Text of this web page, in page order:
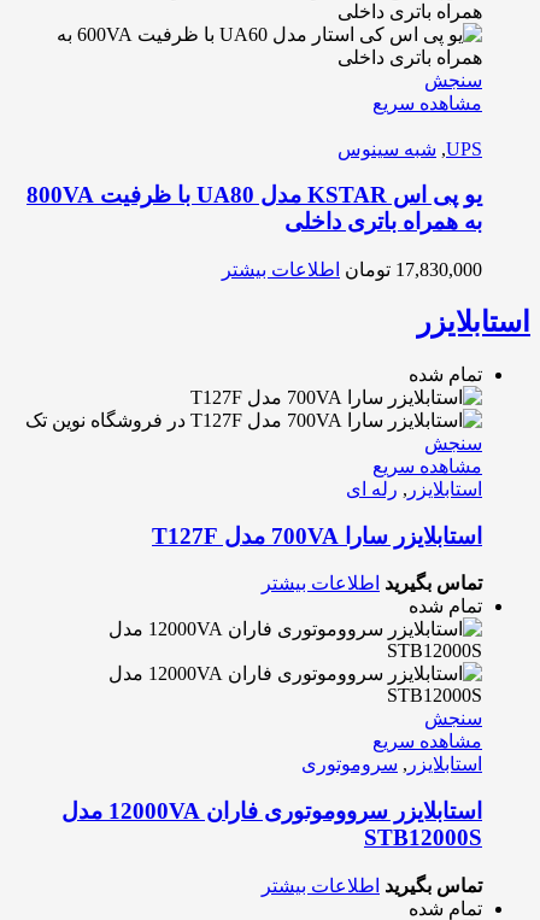
سنجش
مشاهده سریع
UPS
, شبه سینوس
یو پی اس KSTAR مدل UA80 با ظرفیت 800VA
به همراه باتری داخلی
17,830,000 تومان اطلاعات بیشتر
استابلایزر
تمام شده
سنجش
مشاهده سریع
استابلایزر , رله ای
استابلایزر سارا 700VA مدل T127F
تماس بگیرید اطلاعات بیشتر
تمام شده
سنجش
مشاهده سریع
استابلایزر , سروموتوری
استابلایزر سرووموتوری فاران 12000VA مدل
STB12000S
تماس بگیرید اطلاعات بیشتر
تمام شده